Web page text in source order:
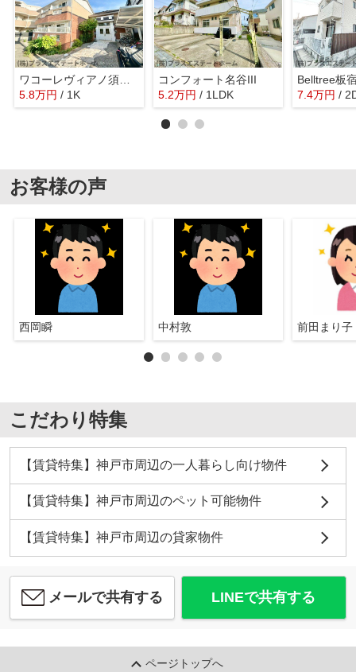
ワコーレヴィアノ須磨関守
5.8万円 / 1K
コンフォート名谷III
5.2万円 / 1LDK
Belltree板
7.4万円 /
お客様の声
西岡瞬 中村敦 前田まり子
こだわり特集
【賃貸特集】神戸市周辺の一人暮らし向け物件
【賃貸特集】神戸市周辺のペット可能物件
【賃貸特集】神戸市周辺の貸家物件
メールで共有する LINEで共有する
ページトップへ